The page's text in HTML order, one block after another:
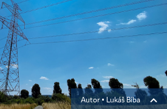
Autor ▪ Lukáš Bíba